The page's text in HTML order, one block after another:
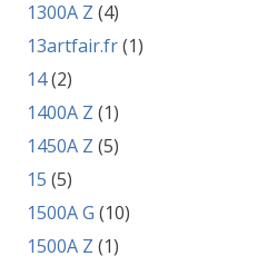
1300A Z (4)
13artfair.fr(1)
14(2)
1400A Z (1)
1450A Z (5)
15 (5)
1500A G (10)
1500A Z (1)